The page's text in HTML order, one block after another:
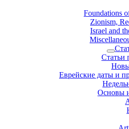
Foundations
Zionism,
Israel and
Статьи
Еврейские даты и
Основы